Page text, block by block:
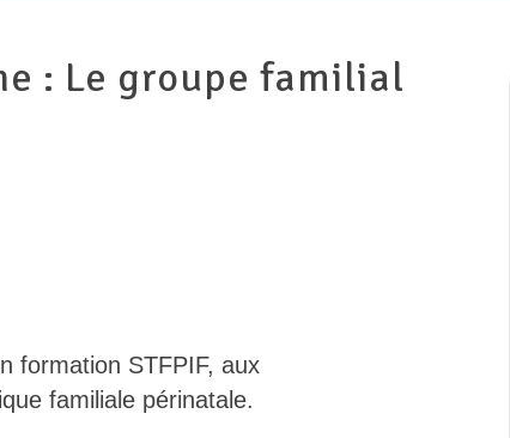
: Le groupe familial
formation STFPIF, aux
familiale périnatale.